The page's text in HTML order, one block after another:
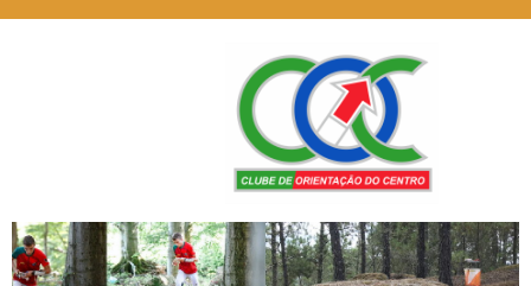
COC – CLUBE DE
ORIENTAÇÃO DO
CENTRO
Da floresta trazemos
muitas histórias para
contar, mas não deixamos
mais que algumas
pegadas